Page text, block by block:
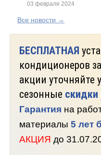
03 февраля 2024
Все новости →
БЕСПЛАТНАЯ
кондиционеров за
акции уточняйте
сезонные скидки
Гарантия на
материалы 5 лет
АКЦИЯ до